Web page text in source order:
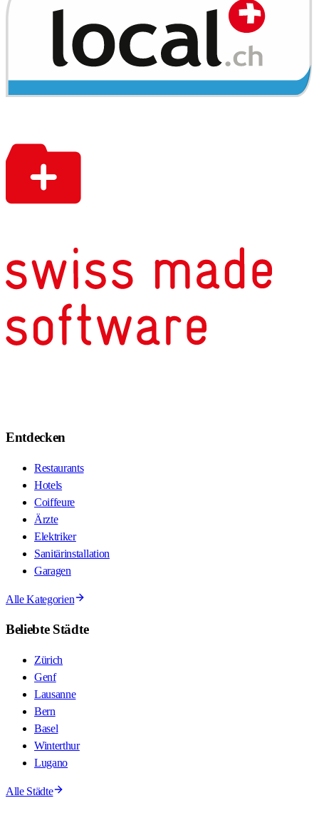
Entdecken
Restaurants
Hotels
Coiffeure
Ärzte
Elektriker
Sanitärinstallation
Garagen
Alle Kategorien
Beliebte Städte
Zürich
Genf
Lausanne
Bern
Basel
Winterthur
Lugano
Alle Städte